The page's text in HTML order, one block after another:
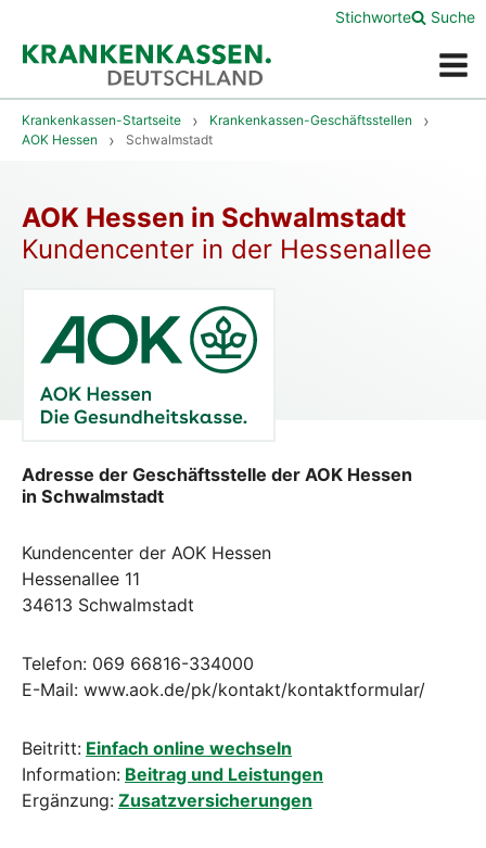
Menü
Stichworte Suche
Krankenkassen-Startseite
Krankenkassen-Geschäftsstellen
AOK Hessen
Schwalmstadt
AOK Hessen in Schwalmstadt
Kundencenter in der Hessenallee
Adresse der Geschäftsstelle der AOK Hessen
in Schwalmstadt
Kundencenter der AOK Hessen
Hessenallee 11
34613 Schwalmstadt
Telefon: 069 66816-334000
E-Mail: www.aok.de/pk/kontakt/kontaktformular/
Beitritt: Einfach online wechseln
Information: Beitrag und Leistungen
Ergänzung: Zusatzversicherungen